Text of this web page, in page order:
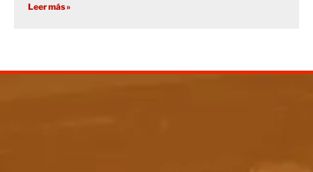
Leer más »